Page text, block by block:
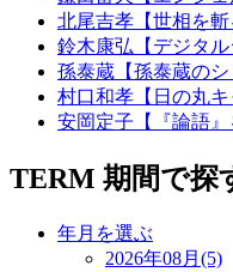
北尾吉孝【世相を斬
鈴木康弘【デジタル
孫泰蔵【孫泰蔵のシ
村口和孝【日の丸キ
安岡定子【『論語』
TERM 期間で探
年月を選ぶ
2026年08月(5)